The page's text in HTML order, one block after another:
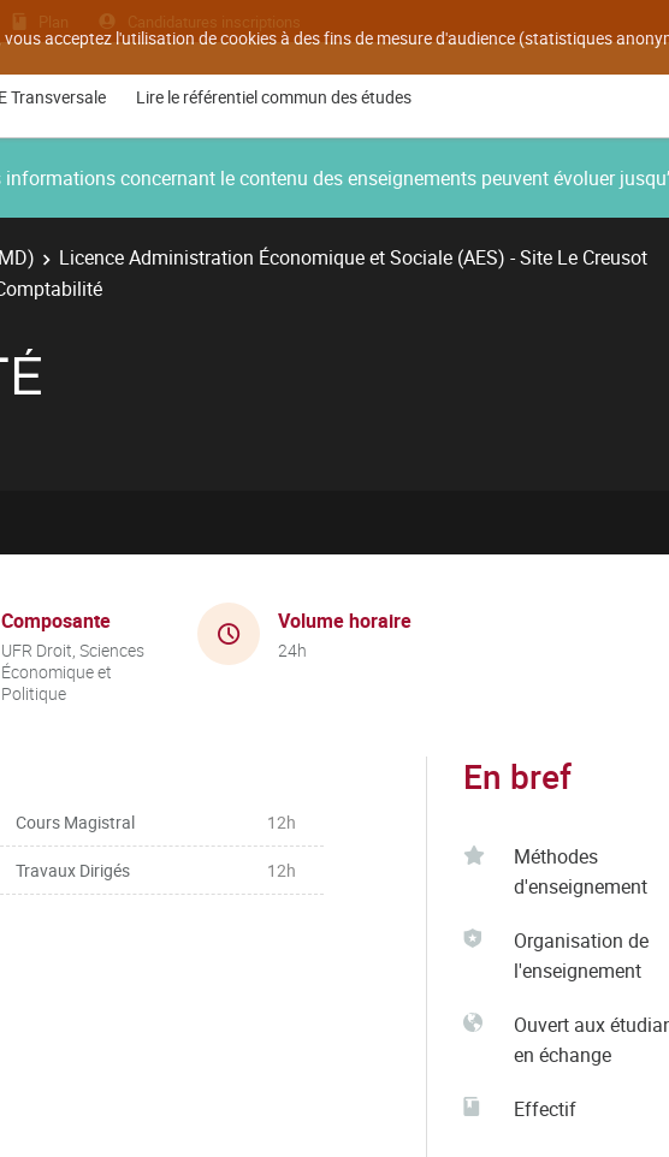
acceptez l'utilisation de cookies à des fins de mesure d'audience (statistiques
Plan Candidatures inscriptions
Transversale Lire le référentiel commun des études
concernant le contenu des enseignements peuvent évoluer
Licence Administration Économique et Sociale (AES) - Site Le Creusot
Composante
UFR Droit, Sciences
Économique et
Politique
Volume horaire
24h
Cours Magistral 12h
Travaux Dirigés 12h
En bref
Méthodes
d'enseignement
Organisation de
l'enseignement
Ouvert aux
en échange
Effectif